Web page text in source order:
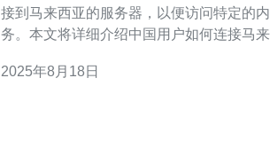
接到马来西亚的服务器，以便访问特定的
务。本文将详细介绍中国用户如何连接马
分，包括如何选择合适的VPN、设置VPN
2025年8月18日